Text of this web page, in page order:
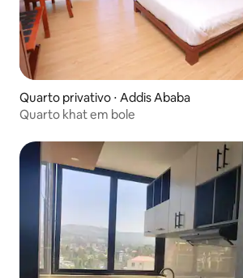
Quarto privativo ⋅ Addis Ababa
Quarto khat em bole